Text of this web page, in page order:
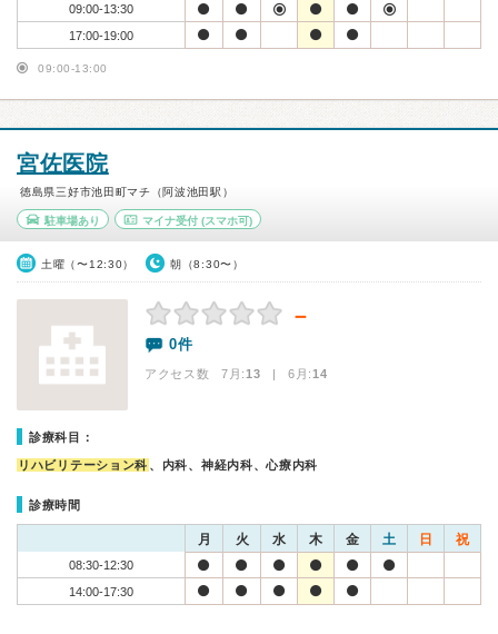
09:00-13:30
17:00-19:00
09:00-13:00
宮佐医院
徳島県三好市池田町マチ（阿波池田駅）
駐車場あり マイナ受付(スマホ可)
土曜（〜12:30） 朝（8:30〜）
－
0件
アクセス数 7月:13 | 6月:14
診療科目：
リハビリテーション科 、内科、神経内科、心療内科
診療時間
月 火 水 木 金 土 日 祝
08:30-12:30
14:00-17:30